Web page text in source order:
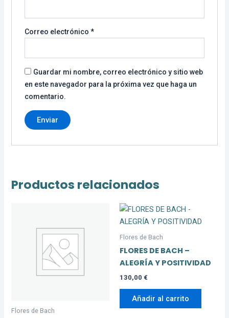
Correo electrónico *
Guardar mi nombre, correo electrónico y sitio web
en este navegador para la próxima vez que haga un
comentario.
Productos relacionados
Flores de Bach
Flores de Bach
FLORES DE BACH –
ALEGRÍA Y POSITIVIDAD
130,00 €
Añadir al carrito